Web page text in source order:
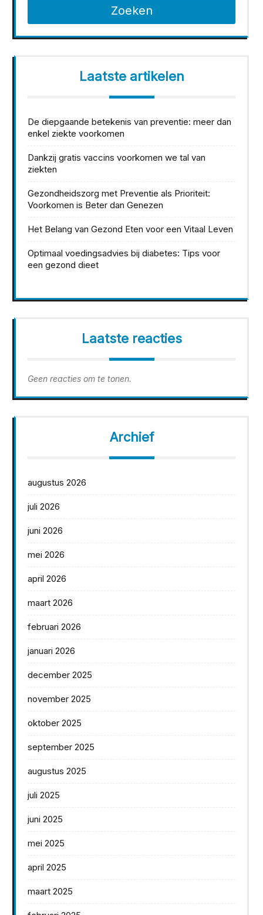
Zoeken
Laatste artikelen
De diepgaande betekenis van preventie: meer dan
enkel ziekte voorkomen
Dankzij gratis vaccins voorkomen we tal van
ziekten
Gezondheidszorg met Preventie als Prioriteit:
Voorkomen is Beter dan Genezen
Het Belang van Gezond Eten voor een Vitaal Leven
Optimaal voedingsadvies bij diabetes: Tips voor
een gezond dieet
Laatste reacties
Geen reacties om te tonen.
Archief
augustus 2026
juli 2026
juni 2026
mei 2026
april 2026
maart 2026
februari 2026
januari 2026
december 2025
november 2025
oktober 2025
september 2025
augustus 2025
juli 2025
juni 2025
mei 2025
april 2025
maart 2025